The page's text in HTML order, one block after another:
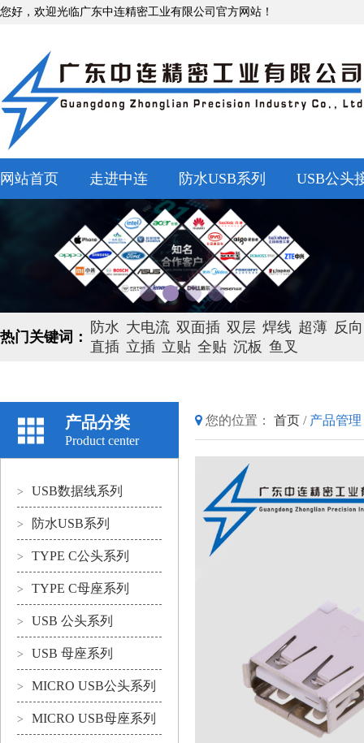
您好，欢迎光临广东中连精密工业有限公司官方网站！
网站首页 走进中连 防水USB系列 USB公头
热门关键词：
防水 大电流 双面插 双层 焊线 超薄 反向
直插 立插 立贴 全贴 沉板 鱼叉
产品分类
Product center
> USB数据线系列
> 防水USB系列
> TYPE C公头系列
> TYPE C母座系列
> USB 公头系列
> USB 母座系列
> MICRO USB公头系列
> MICRO USB母座系列
您的位置： 首页 / 产品管理